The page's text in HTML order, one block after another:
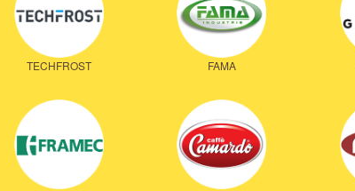
TECHFROST FAMA